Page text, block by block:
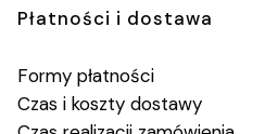
Płatności i dostawa
Formy płatności
Czas i koszty dostawy